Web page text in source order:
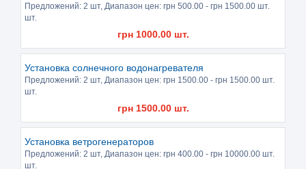
Предложений: 2 шт, Диапазон цен: грн 500.00 - грн 1500.00 шт.
шт.
грн 1000.00шт.
Установка солнечного водонагревателя
Предложений: 2 шт, Диапазон цен: грн 1500.00 - грн 1500.00 шт.
шт.
грн 1500.00шт.
Установка ветрогенераторов
Предложений: 2 шт, Диапазон цен: грн 400.00 - грн 10000.00 шт.
шт.